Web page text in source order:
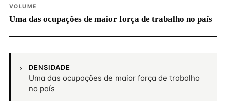
VOLUME
Uma das ocupações de maior força de trabalho no país
DENSIDADE
Uma das ocupações de maior força de trabalho
no país